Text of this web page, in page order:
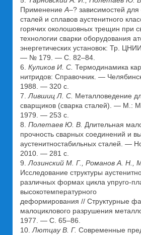
Применение A–? зависимостей для
сталей и сплавов аустенитного
горячих околошовных трещин при
технологии сварки оборудования
энергетических установок: Тр.
— № 179. — С. 82–84.
6. Куликов И. С. Термодинамика
нитридов: Справочник. —
1988. — 320 с.
7. Лившиц Л. С. Металловедение
сварщиков (сварка сталей). — М.:
1979. — 253 с.
8. Полетаев Ю. В. Длительная
прочность сварных соединений и
аустенитностабильных сталей. —
2010. — 281 с.
9. Лозинский М. Г., Романов А. Н.,
Исследование структуры
различных формах цикла упруго-
высокотемпературного
деформирования // Структурные
малоциклового разрушения
1977. — С. 65–86.
10. Лютцау В. Г. Современные